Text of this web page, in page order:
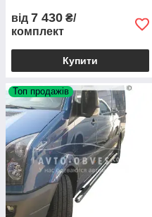
від 7 430 ₴/
комплект
Купити
Топ продажів